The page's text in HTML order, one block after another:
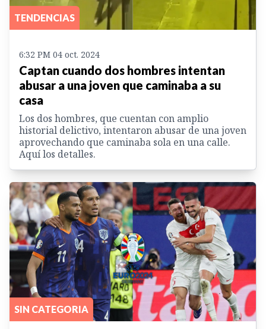
TENDENCIAS
6:32 PM 04 oct. 2024
Captan cuando dos hombres intentan
abusar a una joven que caminaba a su
casa
Los dos hombres, que cuentan con amplio
historial delictivo, intentaron abusar de una joven
aprovechando que caminaba sola en una calle.
Aquí los detalles.
SIN CATEGORIA